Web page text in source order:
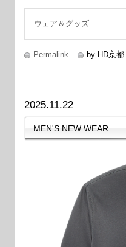
ウェア＆グッズ
Permalink by HD京都
2025.11.22
MEN'S NEW WEAR